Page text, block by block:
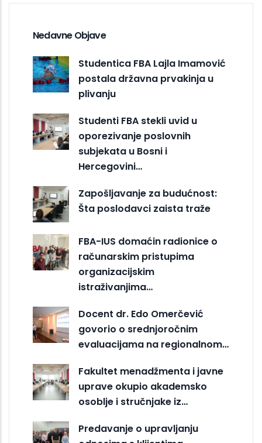
Nedavne Objave
Studentica FBA Lajla Imamović
postala državna prvakinja u
plivanju
Studenti FBA stekli uvid u
oporezivanje poslovnih
subjekata u Bosni i
Hercegovini…
Zapošljavanje za budućnost:
Šta poslodavci zaista traže
FBA-IUS domaćin radionice o
računarskim pristupima
organizacijskim
istraživanjima…
Docent dr. Edo Omerčević
govorio o srednjoročnim
evaluacijama na regionalnom…
Fakultet menadžmenta i javne
uprave okupio akademsko
osoblje i stručnjake iz…
Predavanje o upravljanju